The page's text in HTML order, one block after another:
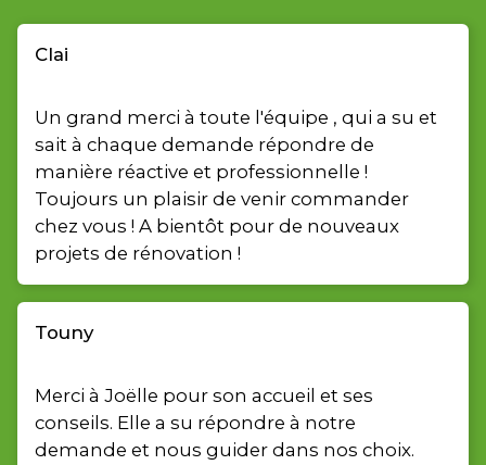
Clai
Un grand merci à toute l'équipe , qui a su et
sait à chaque demande répondre de
manière réactive et professionnelle !
Toujours un plaisir de venir commander
chez vous ! A bientôt pour de nouveaux
projets de rénovation !
Touny
Merci à Joëlle pour son accueil et ses
conseils. Elle a su répondre à notre
demande et nous guider dans nos choix.